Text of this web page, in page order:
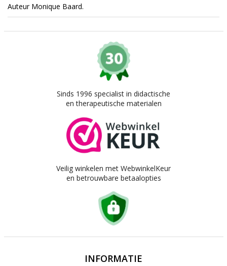
Auteur Monique Baard.
Sinds 1996 specialist in didactische
en therapeutische materialen
Veilig winkelen met WebwinkelKeur
en betrouwbare betaalopties
INFORMATIE